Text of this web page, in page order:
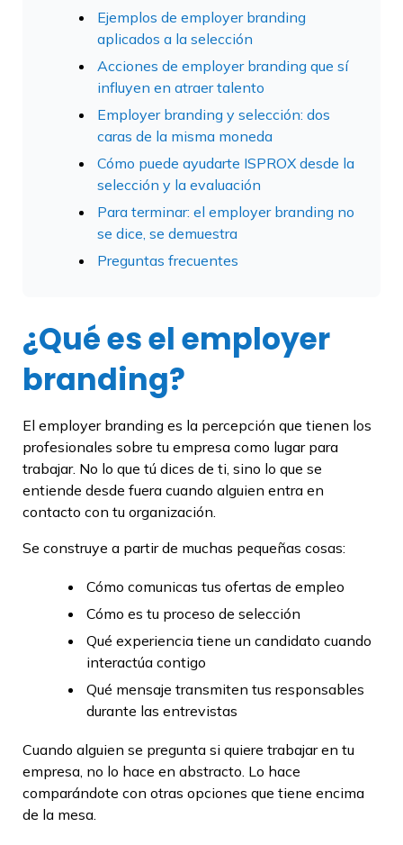
Ejemplos de employer branding
aplicados a la selección
Acciones de employer branding que sí
influyen en atraer talento
Employer branding y selección: dos
caras de la misma moneda
Cómo puede ayudarte ISPROX desde la
selección y la evaluación
Para terminar: el employer branding no
se dice, se demuestra
Preguntas frecuentes
¿Qué es el employer
branding?
El employer branding es la percepción que tienen los
profesionales sobre tu empresa como lugar para
trabajar. No lo que tú dices de ti, sino lo que se
entiende desde fuera cuando alguien entra en
contacto con tu organización.
Se construye a partir de muchas pequeñas cosas:
Cómo comunicas tus ofertas de empleo
Cómo es tu proceso de selección
Qué experiencia tiene un candidato cuando
interactúa contigo
Qué mensaje transmiten tus responsables
durante las entrevistas
Cuando alguien se pregunta si quiere trabajar en tu
empresa, no lo hace en abstracto. Lo hace
comparándote con otras opciones que tiene encima
de la mesa.